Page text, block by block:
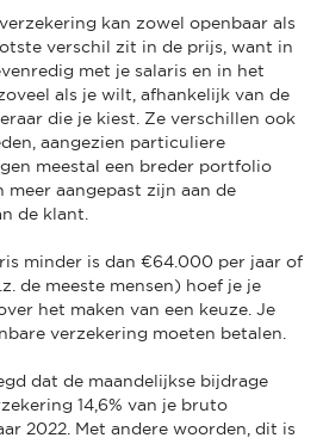
kan zowel openbaar als
verschil zit in de prijs, want in
met je salaris en in het
als je wilt, afhankelijk van de
die je kiest. Ze verschillen ook
aangezien particuliere
meestal een breder portfolio
meer aangepast zijn aan de
de klant.
minder is dan €64.000 per jaar of
de meeste mensen) hoef je je
het maken van een keuze. Je
verzekering moeten betalen.
dat de maandelijkse bijdrage
14,6% van je bruto
2022. Met andere woorden, dit is